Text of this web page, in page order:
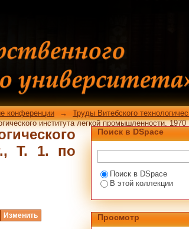
института
конференции →
Труды Витебского
института легкой промышленности, 1970
Т. 1. по
Поиск в DSpace
Поиск в DSpace
В этой коллекции
Просмотр